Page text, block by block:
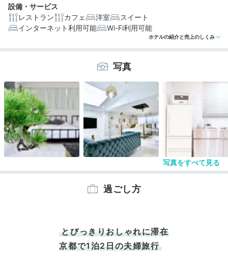
編集部おすすめの３つのポイント
海外のようなインテリアが素敵！おしゃれなオールスイ
ートルーム
お部屋に届くフォトジェニックなモーニングプレートが
かわいい♡
設備・サービス
レストラン
カフェ 洋室
スイート
インターネット利用可能
Wi-Fi利用可能
ホテルの紹介と売上のしくみ
写真
写真をすべて見る
過ごし方
とびっきりおしゃれに滞在
京都で1泊2日の夫婦旅行